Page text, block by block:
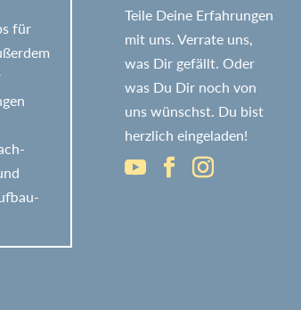
für
Teile Deine Erfahrungen
mit uns. Verrate uns,
was Dir gefällt. Oder
was Du Dir noch von
uns wünschst. Du bist
herzlich eingeladen!